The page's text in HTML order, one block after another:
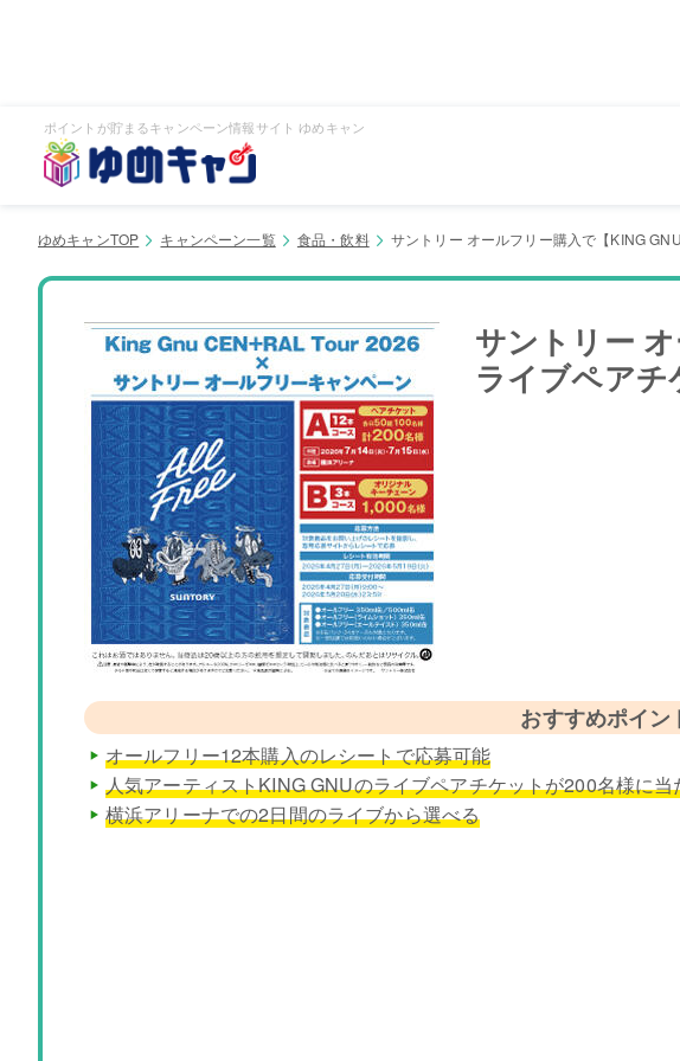
ポイントが貯まるキャンペーン情報サイト ゆめキャン
ゆめキャンTOP キャンペーン一覧 食品・飲料 サントリー オールフリー購入で【KING
サントリー
ライブペアチ
おすすめポイン
オールフリー12本購入のレシートで応募可能
人気アーティストKING GNUのライブペアチケットが200名様に当
横浜アリーナでの2日間のライブから選べる